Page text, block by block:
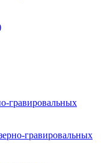
гравировальных
гравировальных